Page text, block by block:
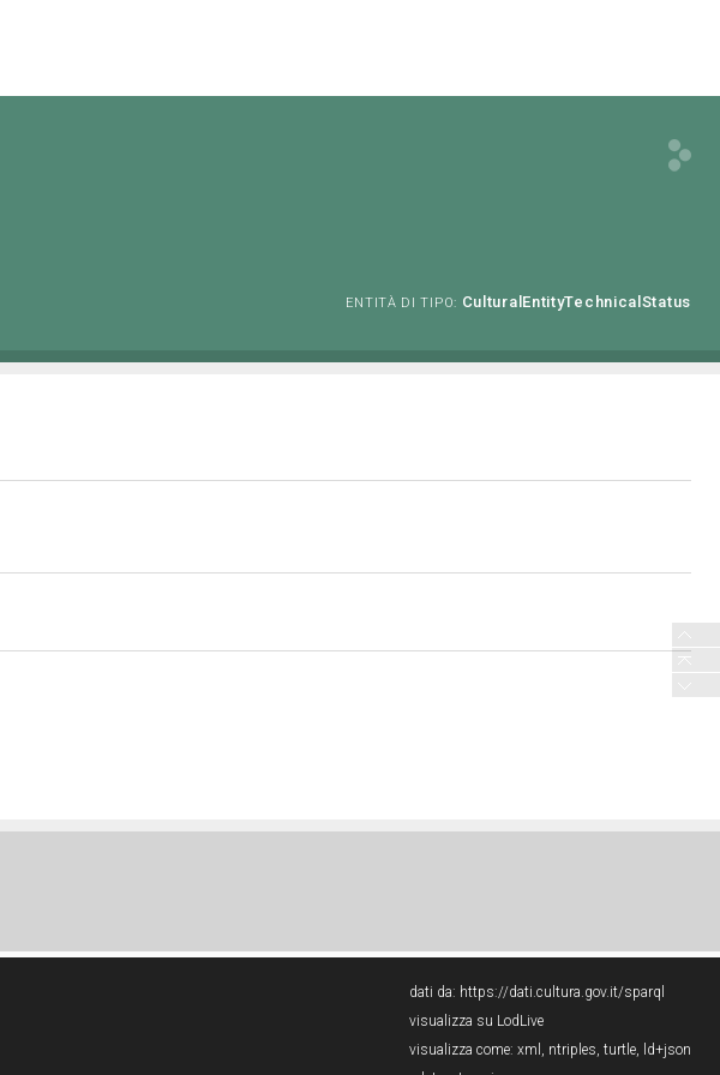
ENTITÀ DI TIPO: CulturalEntityTechnicalStatus
dati da: https://dati.cultura.gov.it/sparql
visualizza su LodLive
visualizza come: xml , ntriples, turtle, ld+json